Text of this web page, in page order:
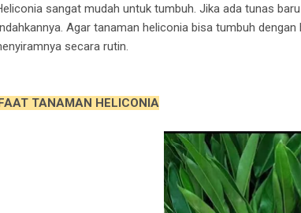
sangat mudah untuk tumbuh. Jika ada tunas
Agar tanaman heliconia bisa tumbuh
secara rutin.
TANAMAN HELICONIA